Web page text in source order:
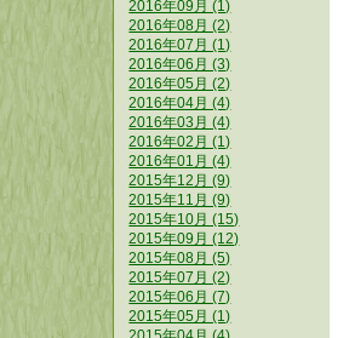
2016年09月 (1)
2016年08月 (2)
2016年07月 (1)
2016年06月 (3)
2016年05月 (2)
2016年04月 (4)
2016年03月 (4)
2016年02月 (1)
2016年01月 (4)
2015年12月 (9)
2015年11月 (9)
2015年10月 (15)
2015年09月 (12)
2015年08月 (5)
2015年07月 (2)
2015年06月 (7)
2015年05月 (1)